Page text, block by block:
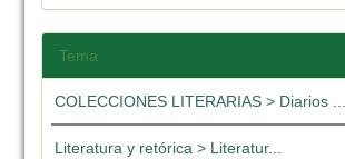
Tema
COLECCIONES LITERARIAS > Diarios ...
Literatura y retórica > Literatur...